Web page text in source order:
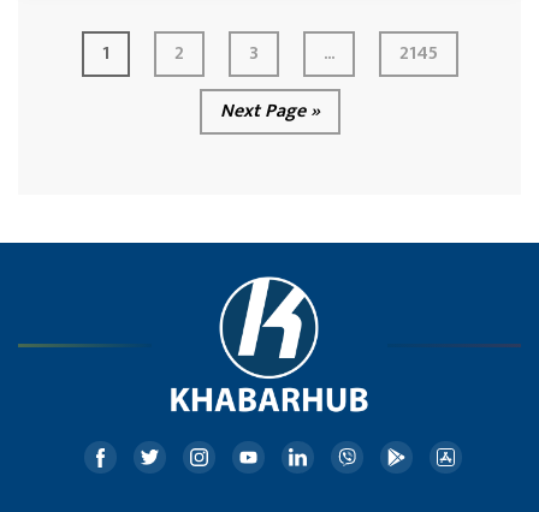
1 2 3 ...
2145
Next Page »